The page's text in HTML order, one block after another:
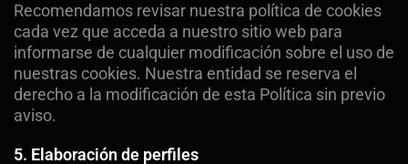
Recomendamos revisar nuestra política de cookies
cada vez que acceda a nuestro sitio web para
informarse de cualquier modificación sobre el uso de
nuestras cookies. Nuestra entidad se reserva el
derecho a la modificación de esta Política sin previo
aviso.
5. Elaboración de perfiles